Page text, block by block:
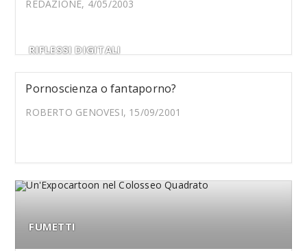
REDAZIONE, 4/05/2003
RIFLESSI DIGITALI
Pornoscienza o fantaporno?
ROBERTO GENOVESI, 15/09/2001
FUMETTI